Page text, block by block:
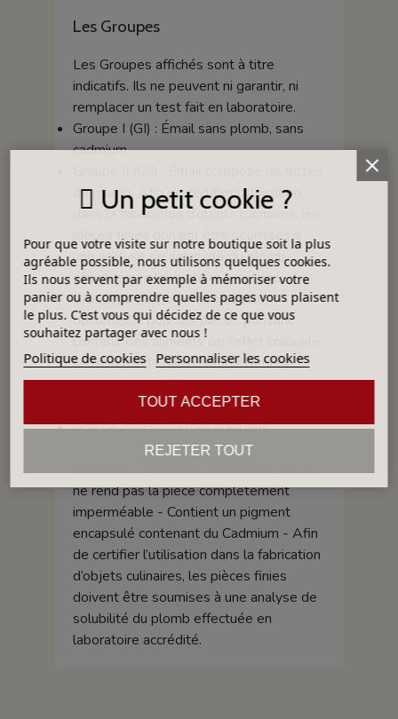
Les Groupes
Les Groupes affichés sont à titre
indicatifs. Ils ne peuvent ni garantir, ni
remplacer un test fait en laboratoire.
Groupe I (GI) : Émail sans plomb, sans
cadmium
de plomb. Afin de certifier l’utilisation
dans la fabrication d’objets culinaires, les
pièces finies doivent être soumises à
une analyse de solubilité du plomb
effectuée en laboratoire accrédité.
Groupe III (GIII) : Émail craquelé,
déconseillé pour les pièces pouvant
contenir des aliments car l’effet craquelé
ne rend pas la pièce complètement
imperméable - Fritte composée avec un
taux supérieur aux normes alimentaires.
Groupe IV (GIV): Émail craquelé,
déconseillé pour les pièces pouvant
contenir des aliments car l’effet craquelé
ne rend pas la pièce complètement
imperméable - Contient un pigment
encapsulé contenant du Cadmium - Afin
de certifier l’utilisation dans la fabrication
d’objets culinaires, les pièces finies
doivent être soumises à une analyse de
solubilité du plomb effectuée en
laboratoire accrédité.
Un petit cookie ?
Pour que votre visite sur notre boutique soit la plus
agréable possible, nous utilisons quelques cookies.
Ils nous servent par exemple à mémoriser votre
panier ou à comprendre quelles pages vous plaisent
le plus. C'est vous qui décidez de ce que vous
souhaitez partager avec nous !
Politique de cookies Personnaliser les cookies
REJETER TOUT
TOUT ACCEPTER